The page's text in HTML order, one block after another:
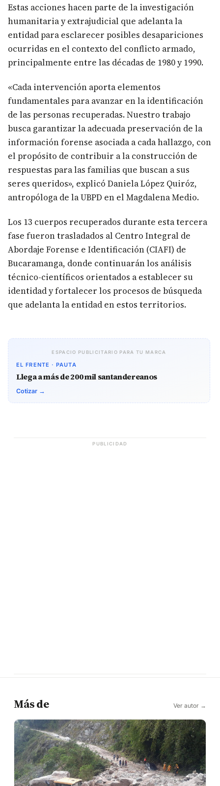
Estas acciones hacen parte de la investigación
humanitaria y extrajudicial que adelanta la
entidad para esclarecer posibles desapariciones
ocurridas en el contexto del conflicto armado,
principalmente entre las décadas de 1980 y 1990.
«Cada intervención aporta elementos
fundamentales para avanzar en la identificación
de las personas recuperadas. Nuestro trabajo
busca garantizar la adecuada preservación de la
información forense asociada a cada hallazgo, con
el propósito de contribuir a la construcción de
respuestas para las familias que buscan a sus
seres queridos», explicó Daniela López Quiróz,
antropóloga de la UBPD en el Magdalena Medio.
Los 13 cuerpos recuperados durante esta tercera
fase fueron trasladados al Centro Integral de
Abordaje Forense e Identificación (CIAFI) de
Bucaramanga, donde continuarán los análisis
técnico-científicos orientados a establecer su
identidad y fortalecer los procesos de búsqueda
que adelanta la entidad en estos territorios.
ESPACIO PUBLICITARIO PARA TU MARCA
EL FRENTE · PAUTA
Llega a más de 200 mil santandereanos
Cotizar →
PUBLICIDAD
Más de Ver autor →